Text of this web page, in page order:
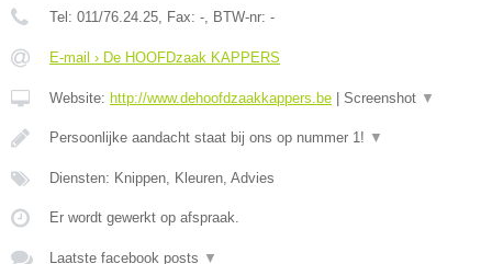
Tel: 011/76.24.25, Fax: -, BTW-nr: -
E-mail › De HOOFDzaak KAPPERS
Website: http://www.dehoofdzaakkappers.be Screenshot ▼
Persoonlijke aandacht staat bij ons op nummer 1! ▼
Diensten: Knippen, Kleuren, Advies
Er wordt gewerkt op afspraak.
Laatste facebook posts ▼